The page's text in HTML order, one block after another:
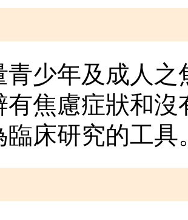
青少年及成人之
有焦慮症狀和
臨床研究的工具